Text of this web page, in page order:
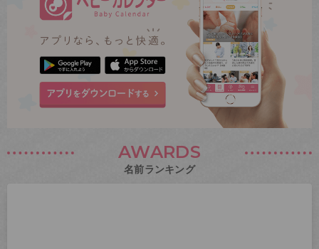
AWARDS
名前ランキング